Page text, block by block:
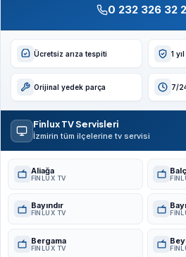
0 232 326 32
Ücretsiz arıza tespiti 1
Orijinal yedek parça 7/
Finlux TV Servisleri
İzmirin tüm ilçelerine tv servisi
Aliağa
FINLUX TV
Bayındır
FINLUX TV
Bergama
FINLUX TV